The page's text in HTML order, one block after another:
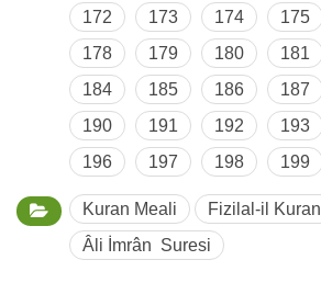
172
173 174 175
178
179 180 181
184
185 186 187
190
191 192 193
196
197 198 199
Kuran Meali
Fizilal-il Kuran
Âli İmrân Suresi